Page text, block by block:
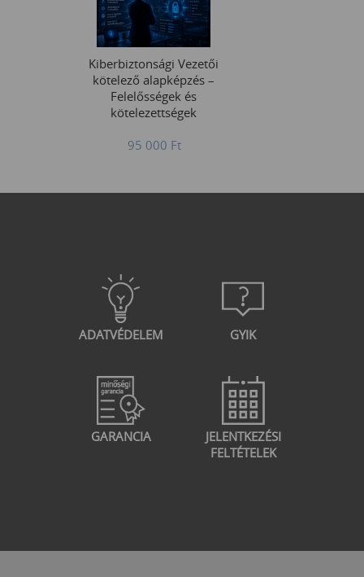
Kiberbiztonsági Vezetői
kötelező alapképzés –
Felelősségek és
kötelezettségek
95 000 Ft
ADATVÉDELEM GYIK
GARANCIA
JELENTKEZÉSI
FELTÉTELEK